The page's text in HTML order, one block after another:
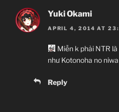
Yuki Okami
APRIL 4, 2014 AT
Miễn k phải NTR
như Kotonoha no niwa
Reply